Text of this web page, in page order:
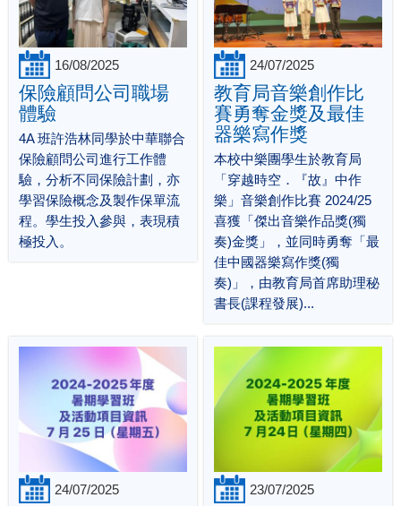
16/08/2025
保險顧問公司職場
體驗
4A 班許浩林同學於中華聯合
保險顧問公司進行工作體
驗，分析不同保險計劃，亦
學習保險概念及製作保單流
程。學生投入參與，表現積
極投入。
24/07/2025
教育局音樂創作比
賽勇奪金獎及最佳
器樂寫作獎
本校中樂團學生於教育局
「穿越時空．『故』中作
樂」音樂創作比賽 2024/25
喜獲「傑出音樂作品獎(獨
奏)金獎」，並同時勇奪「最
佳中國器樂寫作獎(獨
奏)」，由教育局首席助理秘
書長(課程發展)...
24/07/2025 23/07/2025